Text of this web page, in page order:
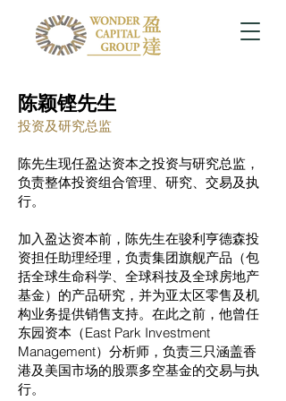
陈颖铿先生
投资及研究总监
陈先生现任盈达资本之投资与研究总监，
负责整体投资组合管理、研究、交易及执
行。
​加入盈达资本前，陈先生在骏利亨德森投
资担任助理经理，负责集团旗舰产品（包
括全球生命科学、全球科技及全球房地产
基金）的产品研究，并为亚太区零售及机
构业务提供销售支持。在此之前，他曾任
东园资本（East Park Investment
Management）分析师，负责三只涵盖香
港及美国市场的股票多空基金的交易与执
行。